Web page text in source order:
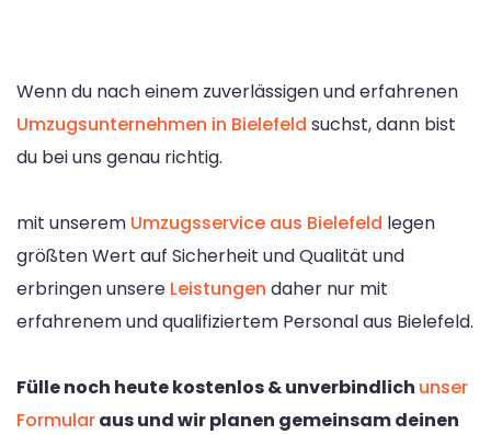
Wenn du nach einem zuverlässigen und erfahrenen
Umzugsunternehmen in Bielefeld suchst, dann bist
du bei uns genau richtig.
mit unserem Umzugsservice aus Bielefeld legen
größten Wert auf Sicherheit und Qualität und
erbringen unsere Leistungen daher nur mit
erfahrenem und qualifiziertem Personal aus Bielefeld.
Fülle noch heute kostenlos & unverbindlich unser
Formularaus und wir planen gemeinsam deinen